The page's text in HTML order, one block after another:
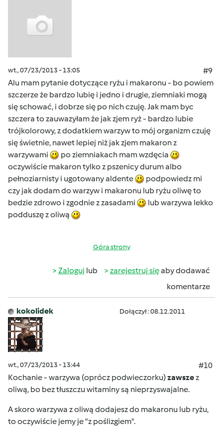
wt., 07/23/2013 - 13:05
#9
Alu mam pytanie dotyczące ryżu i makaronu - bo powiem
szczerze że bardzo lubię i jedno i drugie, ziemniaki mogą
się schować, i dobrze się po nich czuję. Jak mam byc
szczera to zauwazyłam że jak zjem ryż - bardzo lubie
trójkolorowy, z dodatkiem warzyw to mój organizm czuję
się świetnie, nawet lepiej niż jak zjem makaron z
warzywami
po ziemniakach mam wzdęcia
oczywiście makaron tylko z pszenicy durum albo
pełnoziarnisty i ugotowany aldente
podpowiedz mi
czy jak dodam do warzyw i makaronu lub ryżu oliwę to
bedzie zdrowo i zgodnie z zasadami
lub warzywa lekko
podduszę z oliwą
Góra strony
Zaloguj lub zarejestruj sięaby dodawać
komentarze
kokolidek Dołączył : 08.12.2011
wt., 07/23/2013 - 13:44
#10
Kochanie - warzywa (oprócz podwieczorku)zawszez
oliwą, bo bez tłuszczu witaminy są nieprzyswajalne.
A skoro warzywa z oliwą dodajesz do makaronu lub ryżu,
to oczywiście jemy je "z poślizgiem".